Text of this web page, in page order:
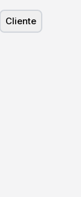
Cliente